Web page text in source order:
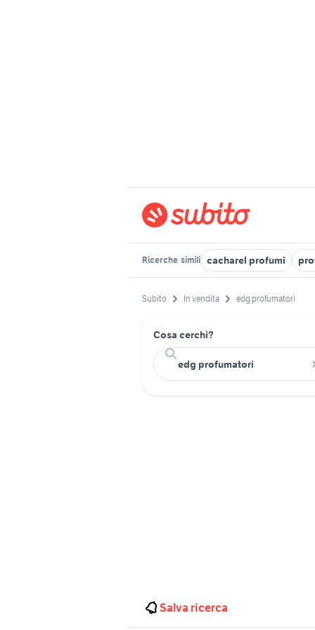
Ricerche simili cacharel profumi
Subito In vendita edg profumatori
Cosa cerchi?
Salva ricerca